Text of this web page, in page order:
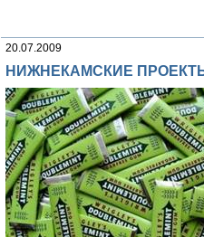
20.07.2009
НИЖНЕКАМСКИЕ